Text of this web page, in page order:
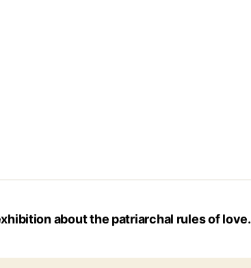
about the patriarchal rules of love.